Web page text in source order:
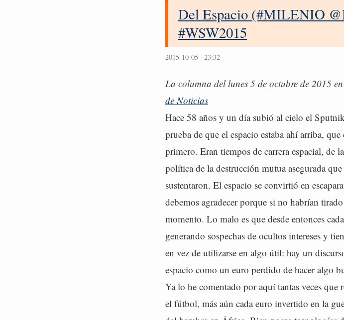
Del Espacio (#MILENIO
#WSW2015
2015-10-05 · 23:32
La columna del lunes 5 de octubre de 2015
de Noticias
Hace 58 años y un día subió al cielo el
prueba de que el espacio estaba ahí arriba,
primero. Eran tiempos de carrera espacial, de
política de la destrucción mutua asegurada
sustentaron. El espacio se convirtió en
debemos agradecer porque si no habrían
momento. Lo malo es que desde entonces
generando sospechas de ocultos intereses y
en vez de utilizarse en algo útil: hay un
espacio como un euro perdido de hacer algo
Ya lo he comentado por aquí tantas veces
el fútbol, más aún cada euro invertido en la